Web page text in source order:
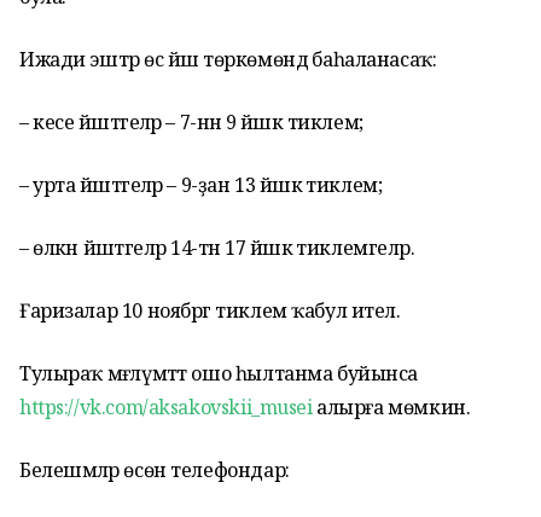
Ижади эштәр өс йәш төркөмөндә баһаланасаҡ:
– кесе йәштәгеләр – 7-нән 9 йәшкә тиклем;
– урта йәштәгеләр – 9-ҙан 13 йәшкә тиклем;
– өлкән йәштәгеләр 14-тән 17 йәшкә тиклемгеләр.
Ғаризалар 10 ноябргә тиклем ҡабул ителә.
Тулыраҡ мәғлүмәтт ошо һылтанма буйынса
https://vk.com/aksakovskii_museiалырға мөмкин.
Белешмәләр өсөн телефондар: